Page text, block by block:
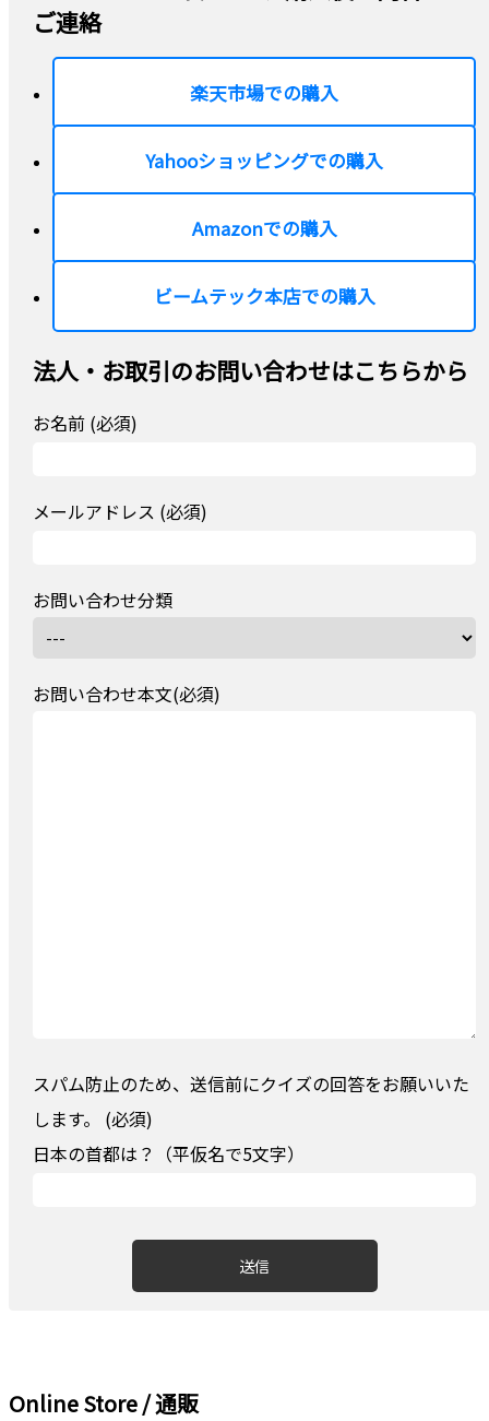
ご連絡
楽天市場での購入
Yahooショッピングでの購入
Amazonでの購入
ビームテック本店での購入
法人・お取引のお問い合わせはこちらから
お名前 (必須)
メールアドレス (必須)
お問い合わせ分類
お問い合わせ本文(必須)
スパム防止のため、送信前にクイズの回答をお願いいた
します。 (必須)
日本の首都は？（平仮名で5文字）
Online Store / 通販